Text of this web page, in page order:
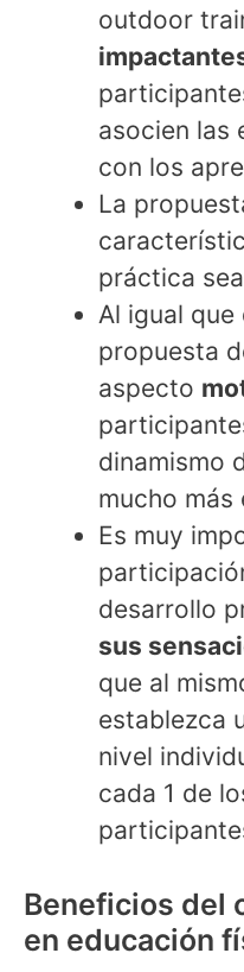
outdoor
asocien las
con los
La
práctica
Al igual que
propuesta
aspecto
dinamismo
mucho más
Es muy
desarrollo
sus
que al
establezca
nivel
cada 1 de
Beneficios del
en educación